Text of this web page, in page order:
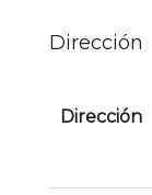
Dirección
Dirección